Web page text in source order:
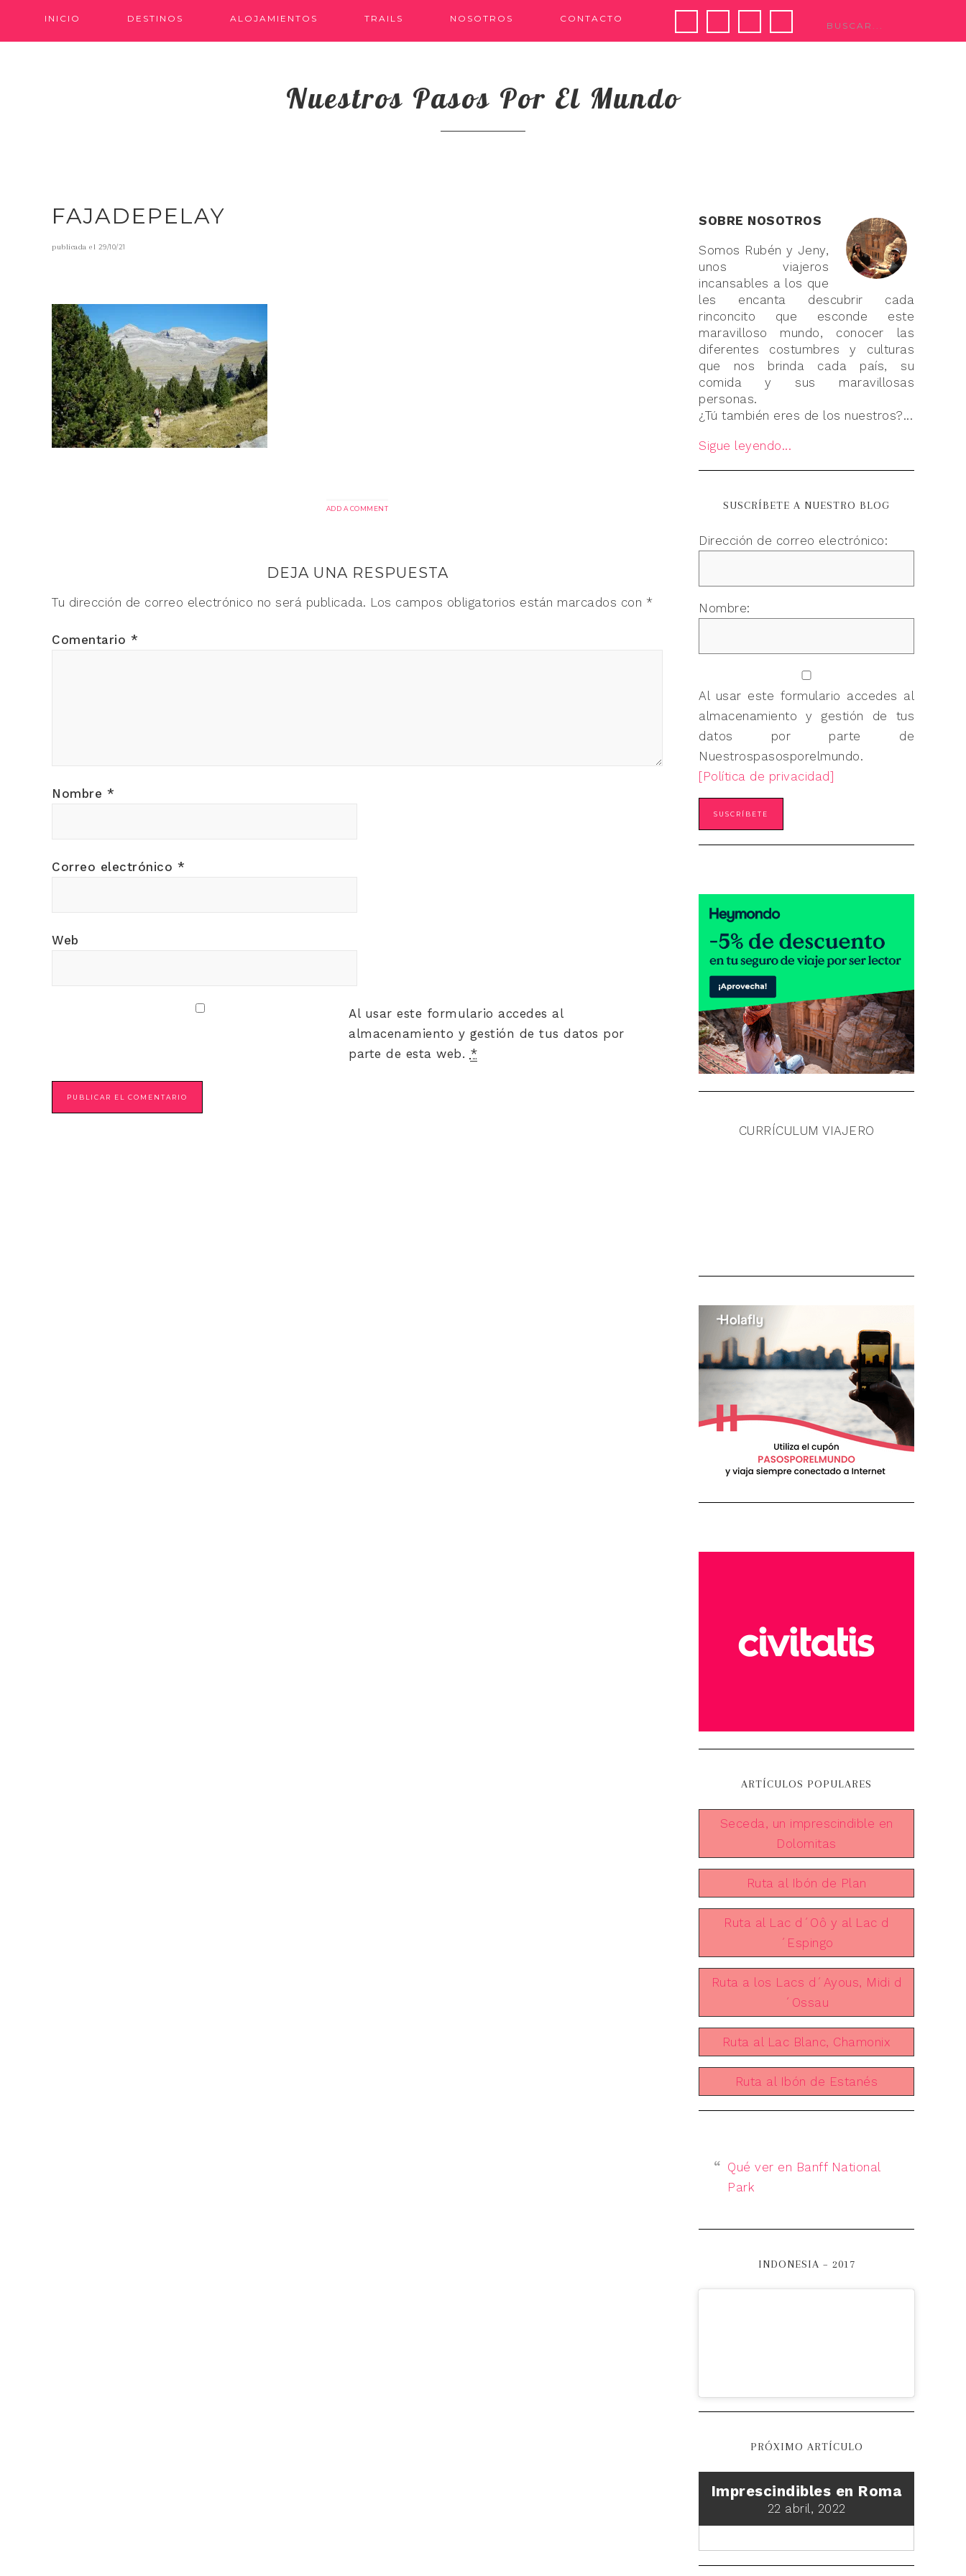
INICIO DESTINOS ALOJAMIENTOS TRAILS NOSOTROS CONTACTO
Nuestros Pasos Por El Mundo
FAJADEPELAY
publicada el 29/10/21
ADD A COMMENT
DEJA UNA RESPUESTA
Tu dirección de correo electrónico no será publicada. Los campos obligatorios están marcados con *
Comentario *
Nombre *
Correo electrónico *
Web
Al usar este formulario accedes al
almacenamiento y gestión de tus datos por
parte de esta web. *
SOBRE NOSOTROS
Somos Rubén y Jeny,
unos viajeros
incansables a los que
les encanta descubrir cada
rinconcito que esconde este
maravilloso mundo, conocer las
diferentes costumbres y culturas
que nos brinda cada país, su
comida y sus maravillosas
personas.
¿Tú también eres de los nuestros?...
Sigue leyendo...
SUSCRÍBETE A NUESTRO BLOG
Dirección de correo electrónico:
Nombre:
Al usar este formulario accedes al
almacenamiento y gestión de tus
datos por parte de
Nuestrospasosporelmundo.
[Política de privacidad]
CURRÍCULUM VIAJERO
ARTÍCULOS POPULARES
Seceda, un imprescindible en
Dolomitas
Ruta al Ibón de Plan
Ruta al Lac d´Oô y al Lac d
´Espingo
Ruta a los Lacs d´Ayous, Midi d
´Ossau
Ruta al Lac Blanc, Chamonix
Ruta al Ibón de Estanés
Qué ver en Banff National
Park
INDONESIA – 2017
PRÓXIMO ARTÍCULO
Imprescindibles en Roma
22 abril, 2022